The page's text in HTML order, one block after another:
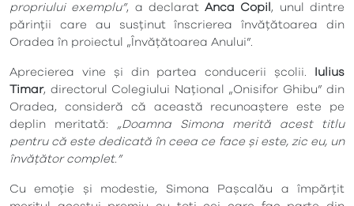
propriului exemplu”, a declaratAnca Copil , unul dintre
părinții care au susținut înscrierea învățătoarea din
Oradea în proiectul „Învățătoarea Anului”.
Aprecierea vine și din partea conducerii școlii. Iulius
Timar, directorul Colegiului Național „Onisifor Ghibu” din
Oradea, consideră că această recunoaștere este pe
deplin meritată:
„Doamna Simona merită acest titlu
pentru că este dedicată în ceea ce face și este, zic eu, un
învățător complet.”
Cu emoție și modestie, Simona Pașcalău a împărțit